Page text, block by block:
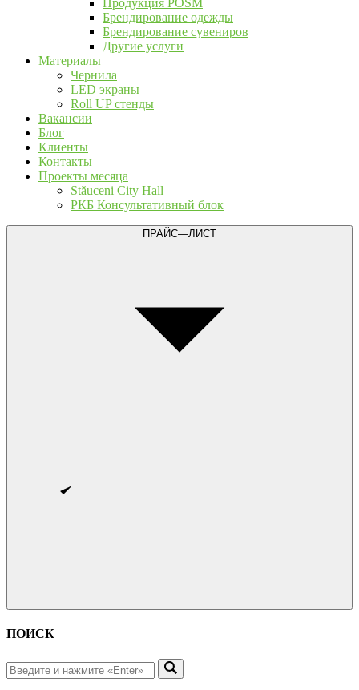
Продукция POSM
Брендирование одежды
Брендирование сувениров
Другие услуги
Материалы
Чернила
LED экраны
Roll UP стенды
Вакансии
Блог
Клиенты
Контакты
Проекты месяца
Stăuceni City Hall
РКБ Консультативный блок
ПРАЙС—ЛИСТ
ПОИСК